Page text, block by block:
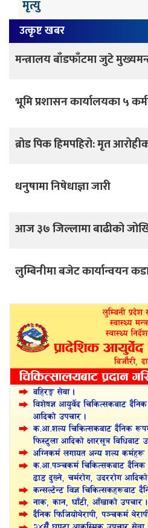
मृत्यु
उत्कृष्ट खबर
मन्त्रालय बाँडफाँटमा जुटे
भूमि प्रशासन कार्यालयका ५
ब्रोड पिक हिमपहिरो: मृत
धनुषामा निषेधाज्ञा जारी
आज ३७ जिल्लामा बाढीको
लुम्बिनीमा बजेट कार्यान्वयन